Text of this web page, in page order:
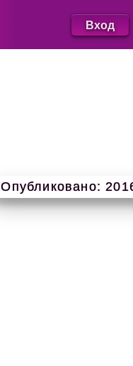
Вход
Опубликовано: